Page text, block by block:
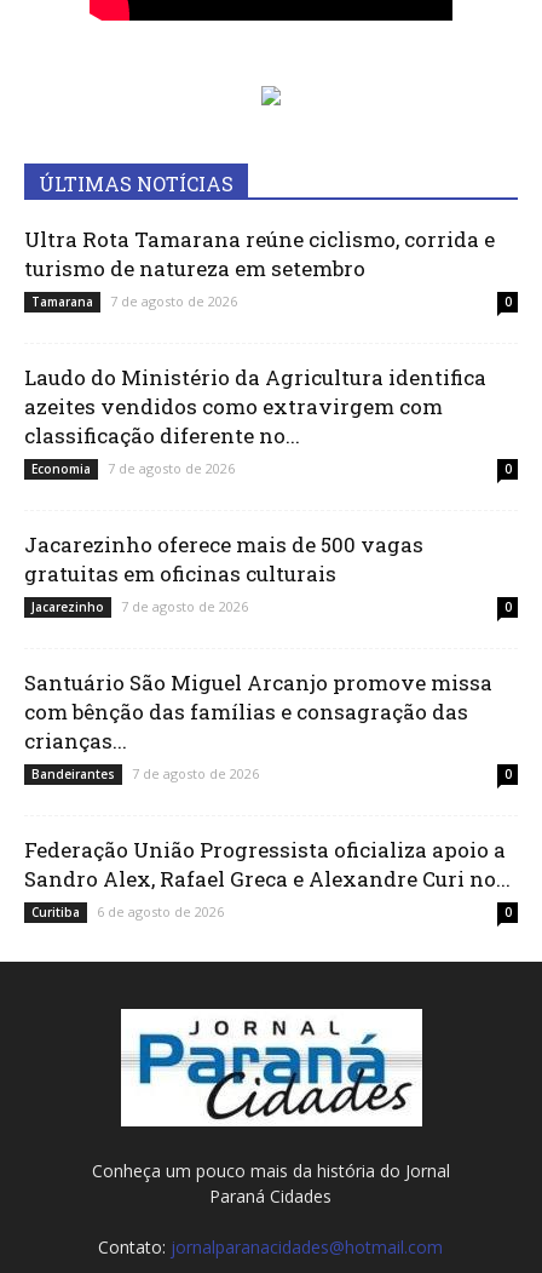
ÚLTIMAS NOTÍCIAS
Ultra Rota Tamarana reúne ciclismo, corrida e
turismo de natureza em setembro
Tamarana 7 de agosto de 2026 0
Laudo do Ministério da Agricultura identifica
azeites vendidos como extravirgem com
classificação diferente no...
Economia 7 de agosto de 2026 0
Jacarezinho oferece mais de 500 vagas
gratuitas em oficinas culturais
Jacarezinho 7 de agosto de 2026 0
Santuário São Miguel Arcanjo promove missa
com bênção das famílias e consagração das
crianças...
Bandeirantes 7 de agosto de 2026 0
Federação União Progressista oficializa apoio a
Sandro Alex, Rafael Greca e Alexandre Curi no...
Curitiba 6 de agosto de 2026 0
Conheça um pouco mais da história do Jornal
Paraná Cidades
Contato: jornalparanacidades@hotmail.com